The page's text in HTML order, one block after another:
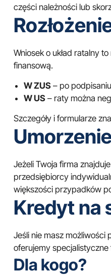
części należności lub
Wniosek o układ ratalny
finansową.
W ZUS – po
W US – raty można
Szczegóły i formularze
Jeżeli Twoja firma
przedsiębiorcy
większości przypadków
Kredyt na
Jeśli nie masz możliwości
oferujemy
Dla kogo?